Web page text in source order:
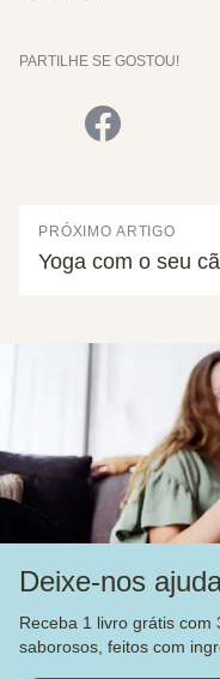
PARTILHE SE GOSTOU!
PRÓXIMO ARTIGO
Yoga com o seu
Deixe-nos
Receba 1 livro grátis com
saborosos, feitos com